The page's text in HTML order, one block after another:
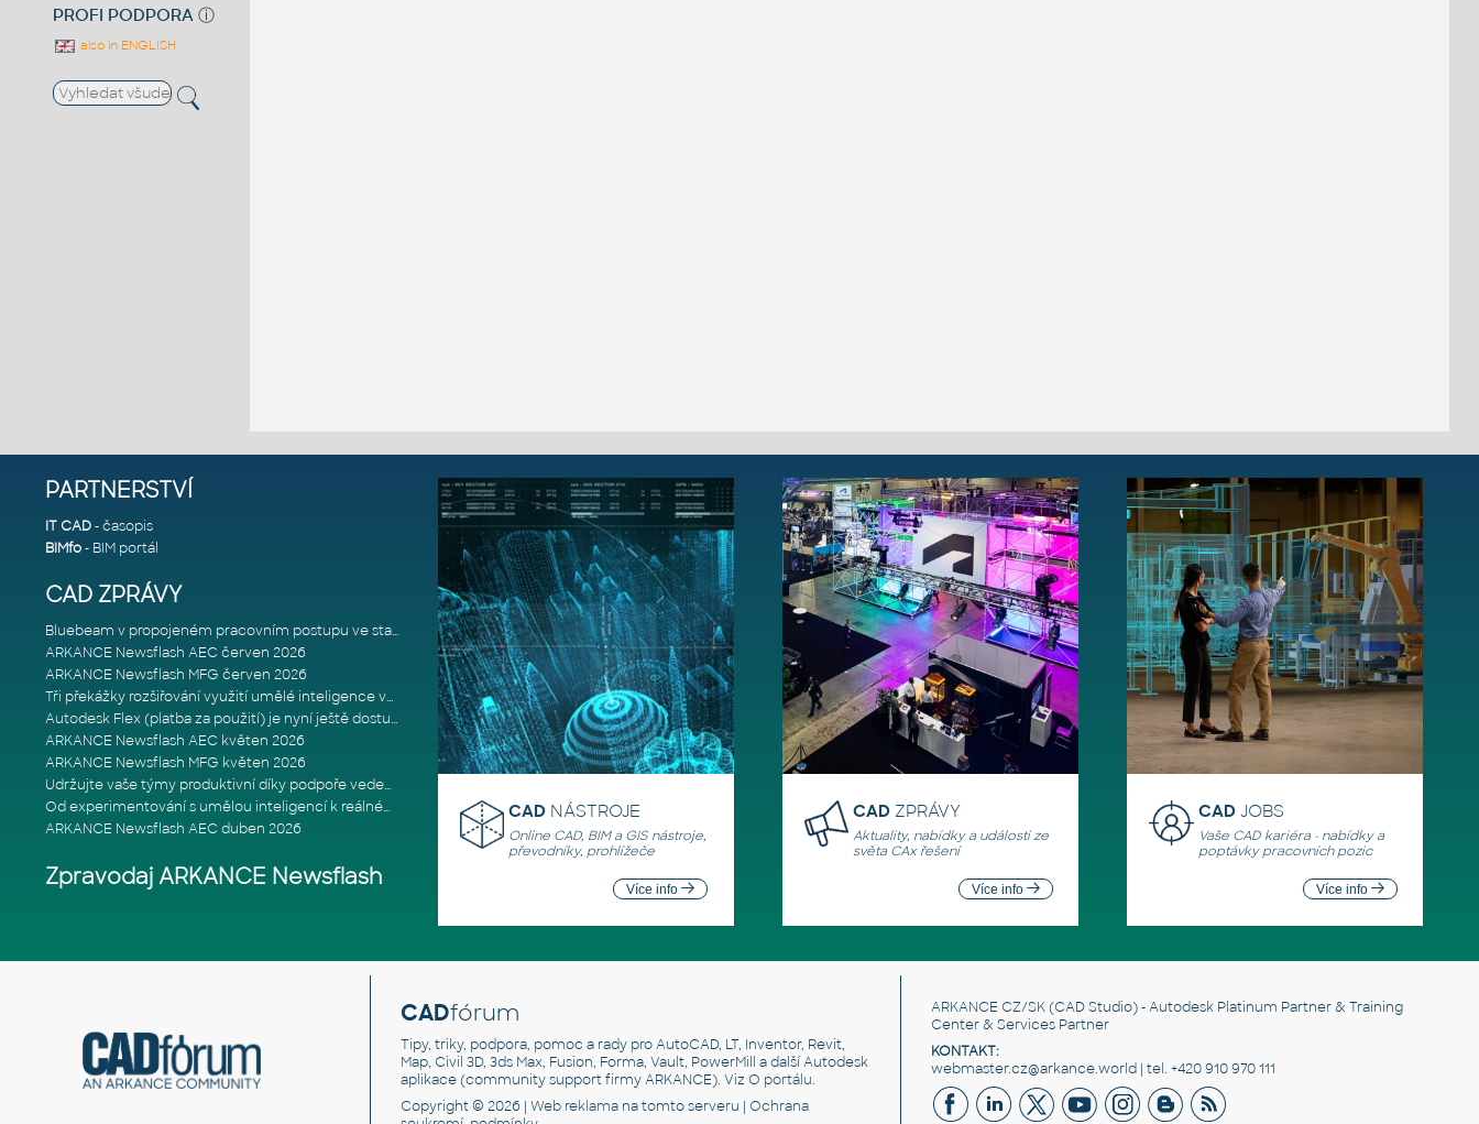
PROFI PODPORA ⓘ
also in ENGLISH
PARTNERSTVÍ
IT CAD- časopis
BIMfo- BIM portál
CAD ZPRÁVY
Bluebeam v propojeném pracovním postupu ve stavebnictví: Proč je int
ARKANCE Newsflash AEC červen 2026
ARKANCE Newsflash MFG červen 2026
Tři překážky rozšiřování využití umělé inteligence ve stavebním prům
Autodesk Flex (platba za použití) je nyní ještě dostupnější
ARKANCE Newsflash AEC květen 2026
ARKANCE Newsflash MFG květen 2026
Udržujte vaše týmy produktivní díky podpoře vedené odborníky
Od experimentování s umělou inteligencí k reálnému dopadu na podniká
ARKANCE Newsflash AEC duben 2026
Zpravodaj ARKANCE Newsflash
CAD NÁSTROJE
Online CAD, BIM a GIS nástroje,
převodníky, prohlížeče
Více info
CAD ZPRÁVY
Aktuality, nabídky a události ze
světa CAx řešení
Více info
CADJOBS
Vaše CAD kariéra - nabídky a
poptávky pracovních pozic
Více info
CADfórum
Tipy, triky, podpora, pomoc a rady pro AutoCAD, LT, Inventor, Revit,
Map, Civil 3D, 3ds Max, Fusion, Forma, Vault, PowerMill a další Autodesk
aplikace (community support firmy ARKANCE). Viz O portálu.
Copyright © 2026 | Web reklamana tomto serveru | Ochrana
ARKANCE CZ/SK(CAD Studio) - Autodesk Platinum Partner & Training
Center & Services Partner
KONTAKT:
webmaster.cz@arkance.world | tel. +420 910 970 111